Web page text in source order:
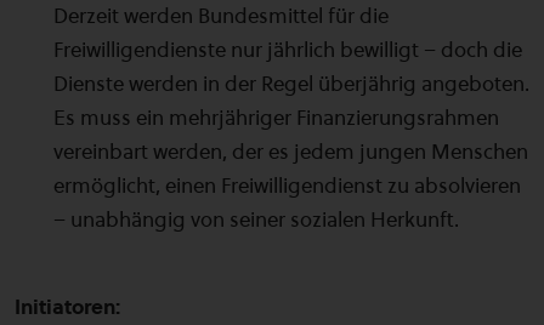
Derzeit werden Bundesmittel für die
Freiwilligendienste nur jährlich bewilligt – doch die
Dienste werden in der Regel überjährig angeboten.
Es muss ein mehrjähriger Finanzierungsrahmen
vereinbart werden, der es jedem jungen Menschen
ermöglicht, einen Freiwilligendienst zu absolvieren
– unabhängig von seiner sozialen Herkunft.
Initiatoren: